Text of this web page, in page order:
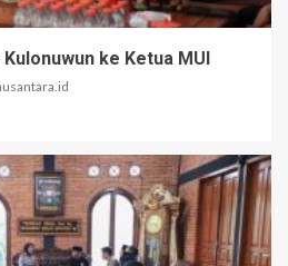
ke Ketua MUI